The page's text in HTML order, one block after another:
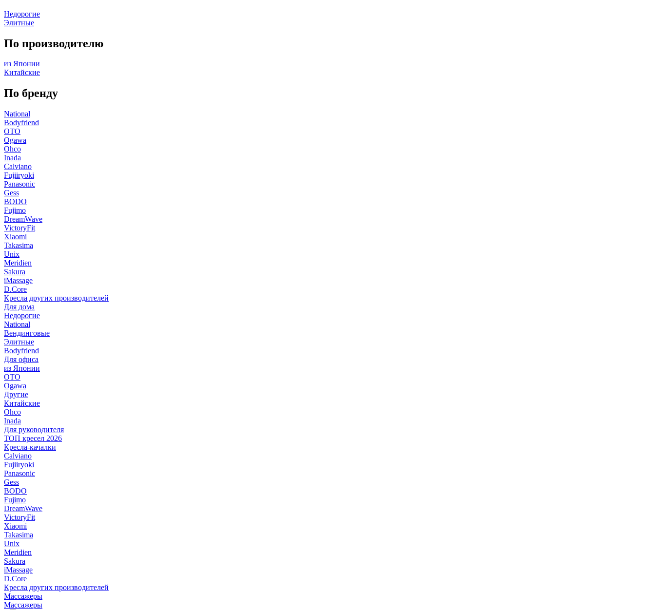
Недорогие
Элитные
По производителю
из Японии
Китайские
По бренду
National
Bodyfriend
OTO
Ogawa
Ohco
Inada
Calviano
Fujiiryoki
Panasonic
Gess
BODO
Fujimo
DreamWave
VictoryFit
Xiaomi
Takasima
Unix
Meridien
Sakura
iMassage
D.Core
Кресла других производителей
Для дома
Недорогие
National
Вендинговые
Элитные
Bodyfriend
Для офиса
из Японии
OTO
Ogawa
Другие
Китайские
Ohco
Inada
Для руководителя
ТОП кресел 2026
Кресла-качалки
Calviano
Fujiiryoki
Panasonic
Gess
BODO
Fujimo
DreamWave
VictoryFit
Xiaomi
Takasima
Unix
Meridien
Sakura
iMassage
D.Core
Кресла других производителей
Массажеры
Массажеры